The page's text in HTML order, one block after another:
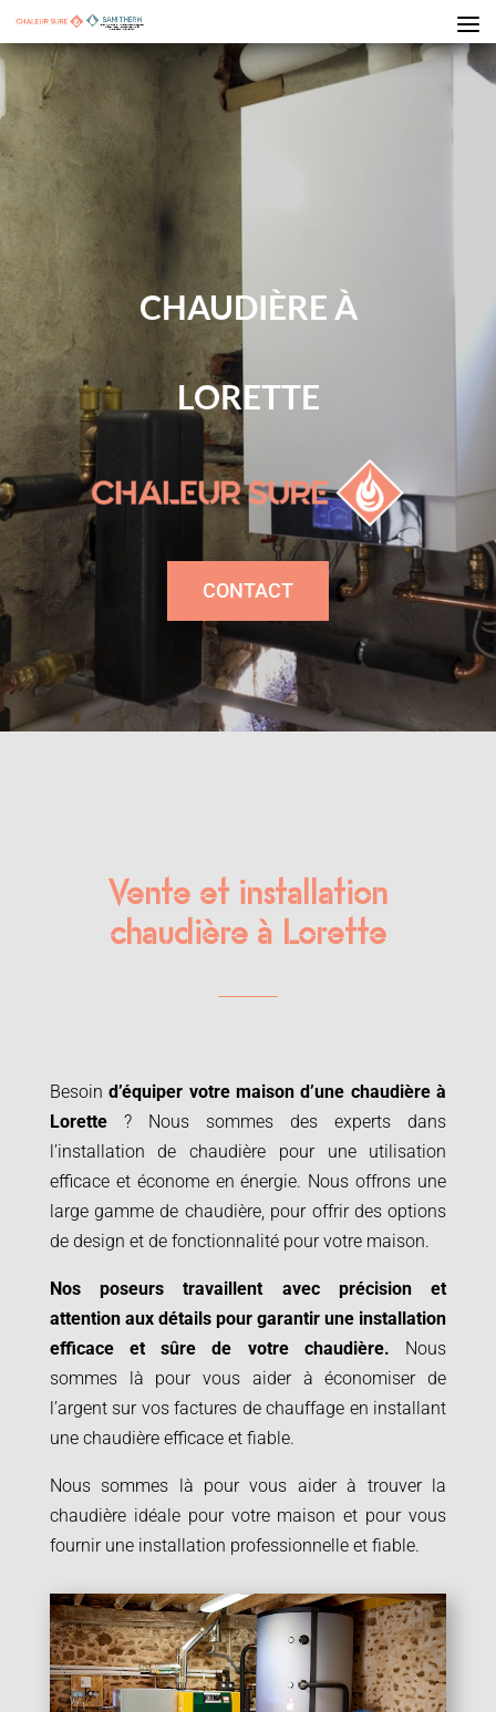
CHAUDIÈRE À
LORETTE
CONTACT
Vente et installation
chaudière à Lorette
Besoind’équiper votre maison d’une chaudière à
Lorette ? Nous sommes des experts dans
l’installation de chaudière pour une utilisation
efficace et économe en énergie. Nous offrons une
large gamme de chaudière, pour offrir des options
de design et de fonctionnalité pour votre maison.
Nos poseurs travaillent avec précision et
attention aux détails pour garantir une installation
efficace et sûre de votre chaudière. Nous
sommes là pour vous aider à économiser de
l’argent sur vos factures de chauffage en installant
une chaudière efficace et fiable.
Nous sommes là pour vous aider à trouver la
chaudière idéale pour votre maison et pour vous
fournir une installation professionnelle et fiable.